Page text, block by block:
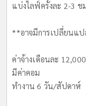
แบ่งไลฟ์ครั้งละ 2-3 ช
**อาจมีการเปลี่ยนแ
ค่าจ้างเดือนละ
มีค่าคอม
ทำงาน 6 วัน/สัปดาห์